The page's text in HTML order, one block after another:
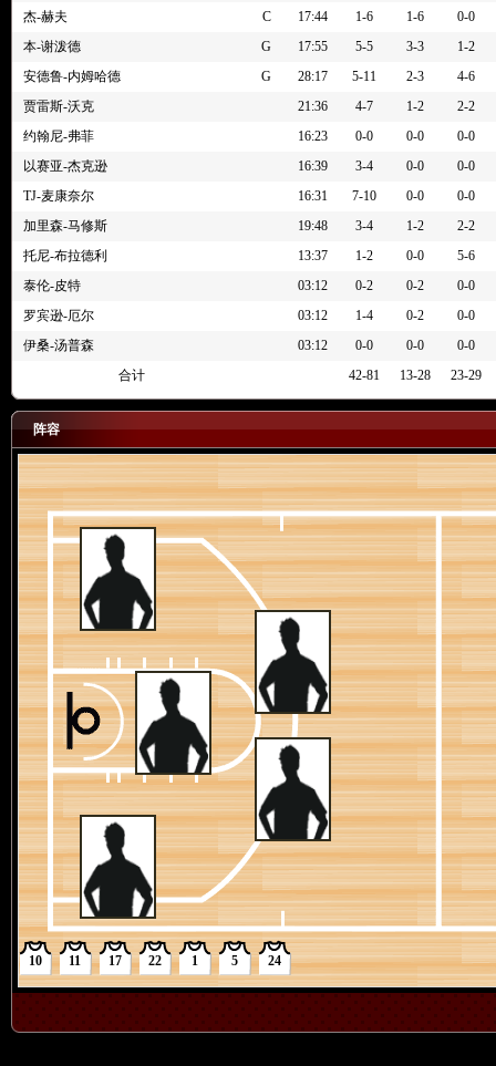
4节 03:12
[罗宾逊-厄尔] 替换 [本-谢泼德]
4节 03:12
[加里森-马修斯] 替换 [托尼-布拉德利]
4节 03:12
[以赛亚-杰克逊] 替换 [安德鲁-内姆哈德]
4节 03:12
[泰伦-皮特] 替换 [本内迪克特-马瑟林]
4节 03:12
4节 03:12
[佩顿-沃特森]罚球两罚中一
4节 03:17
4节 03:19
[尼克拉-约基奇] 罚球 2投2中
4节 03:19
[卡梅隆-约翰逊] 替换 [布鲁斯-布朗]
4节 03:19
[托尼-布拉德利]个人犯规
4节 03:34
[帕斯卡尔-西亚卡姆] 命中25英尺的三分跳投 ([安德鲁-内姆
4节 03:47
[贾马尔-穆雷] 命中23英尺的后撤步跳投
4节 04:02
[帕斯卡尔-西亚卡姆] 命中26英尺的三分跳投 ([本-谢泼德]
4节 04:13
[尼克拉-约基奇]传球失误，球出界外
4节 04:26
[托尼-布拉德利] 罚球 2投2中
4节 04:26
[本-谢泼德] 替换 [贾雷斯-沃克]
4节 04:26
[托尼-布拉德利] 罚球 2投1中
4节 04:26
[佩顿-沃特森]投篮犯规
4节 04:44
[蒂姆-哈达威二世] 扣篮得分 ([尼克拉-约基奇] 助攻)
4节 04:52
[安德鲁-内姆哈德] 命中27英尺的三分跳投 ([帕斯卡尔-西亚
4节 05:04
[佩顿-沃特森] 突破扣篮得分
4节 05:12
[贾雷斯-沃克] 罚球 2投2中
4节 05:12
[蒂姆-哈达威二世] 替换 [卡梅隆-约翰逊]
4节 05:12
[帕斯卡尔-西亚卡姆] 替换 [本-谢泼德]
4节 05:12
[贾雷斯-沃克] 罚球 2投1中
4节 05:12
[布鲁斯-布朗]个人犯规
4节 05:21
[贾马尔-穆雷] 命中24英尺的后撤步跳投
4节 05:43
[安德鲁-内姆哈德]命中4英尺的两分投篮
4节 06:08
[贾马尔-穆雷] 命中26英尺的三分跳投 ([尼克拉-约基奇]助攻
4节 06:13
[掘金] 球队进攻篮板
杰-赫夫
C 17:44 1-6 1-6
0-0
本-谢泼德
G 17:55 5-5 3-3
1-2
安德鲁-内姆哈德
G 28:17 5-11 2-3
4-6
贾雷斯-沃克
21:36 4-7 1-2
2-2
约翰尼-弗菲
16:23 0-0 0-0
0-0
以赛亚-杰克逊
16:39 3-4 0-0
0-0
TJ-麦康奈尔
16:31 7-10 0-0
0-0
加里森-马修斯
19:48 3-4 1-2
2-2
托尼-布拉德利
13:37 1-2 0-0
5-6
泰伦-皮特
03:12 0-2 0-2
0-0
罗宾逊-厄尔
03:12 1-4 0-2
0-0
伊桑-汤普森
03:12 0-0 0-0
0-0
合计
42-81 13-28 23-29
阵容
10 11 17 22 1 5 24